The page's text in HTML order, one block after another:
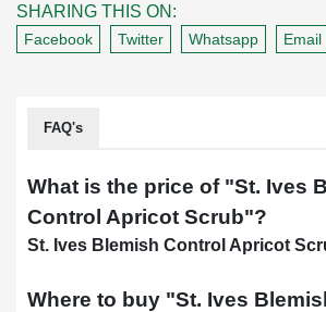
SHARING THIS ON:
Facebook Twitter Whatsapp Email
FAQ's
What is the price of "St. Ives
Control Apricot Scrub"?
St. Ives Blemish Control Apricot
Where to buy "St. Ives